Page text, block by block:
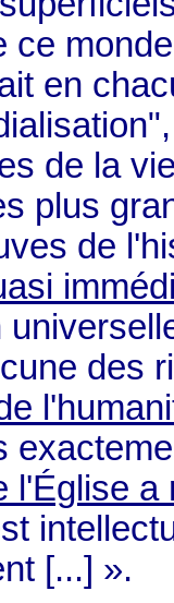
ce
en
de la
plus
de
des
l'Église
[...] ».